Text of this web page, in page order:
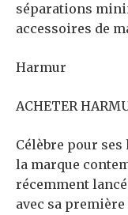
séparations
accessoires de
Harmur
ACHETER
Célèbre pour ses
la marque
récemment
avec sa